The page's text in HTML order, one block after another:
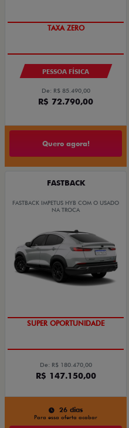
PREÇO IMPERDÍVEL
PESSOA FÍSICA
De: R$ 85.490,00
R$ 72.790,00
Quero agora!
FASTBACK
FASTBACK IMPETUS HYB COM O USADO
NA TROCA
ENTREGA IMEDIATA
De: R$ 180.470,00
R$ 147.150,00
26 dias
Para essa oferta acabar